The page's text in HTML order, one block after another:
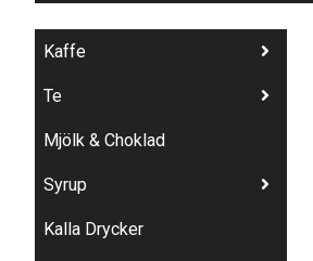
Kaffe
Te
Mjölk & Choklad
Syrup
Kalla Drycker